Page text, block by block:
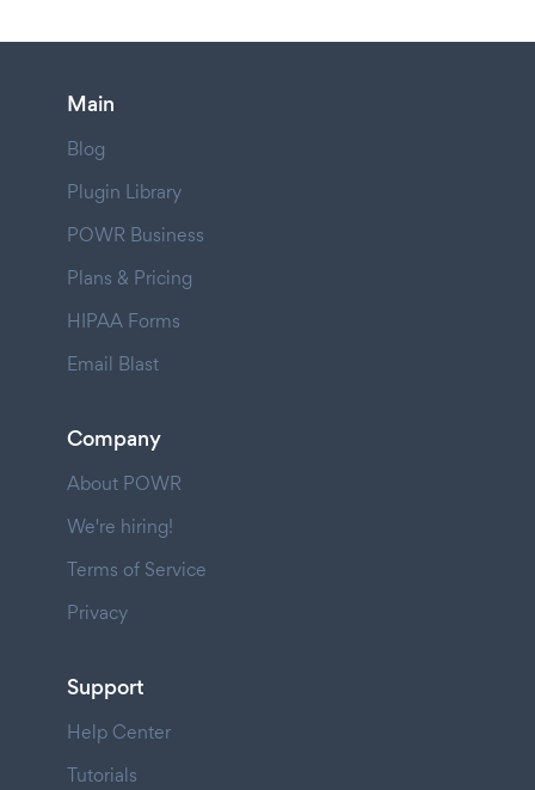
Main
Blog
Plugin Library
POWR Business
Plans & Pricing
HIPAA Forms
Email Blast
Company
About POWR
We're hiring!
Terms of Service
Privacy
Support
Help Center
Tutorials